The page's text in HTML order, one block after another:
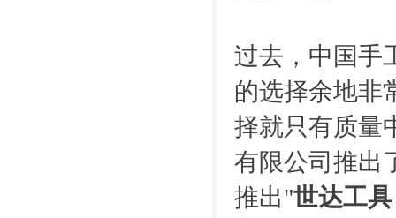
过去，中国手
的选择余地非
择就只有质量
有限公司推出
推出"世达工